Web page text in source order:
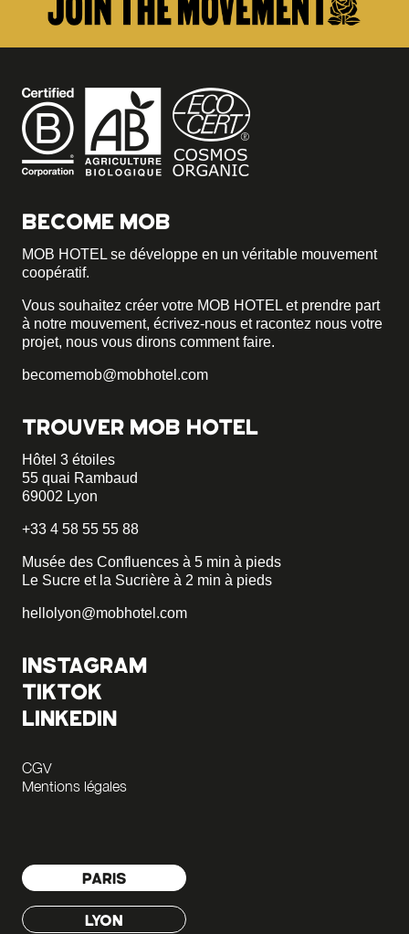
BECOME MOB
MOB HOTEL se développe en un véritable mouvement
coopératif.
Vous souhaitez créer votre MOB HOTEL et prendre part
à notre mouvement, écrivez-nous et racontez nous votre
projet, nous vous dirons comment faire.
becomemob@mobhotel.com
TROUVER MOB HOTEL
Hôtel 3 étoiles
55 quai Rambaud
69002 Lyon
+33 4 58 55 55 88
Musée des Confluences à 5 min à pieds
Le Sucre et la Sucrière à 2 min à pieds
hellolyon@mobhotel.com
INSTAGRAM
TIKTOK
LINKEDIN
CGV
Mentions légales
PARIS
LYON